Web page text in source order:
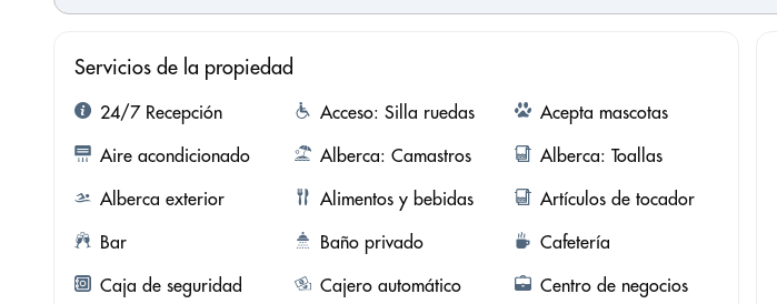
Servicios de la propiedad
24/7 Recepción Acceso: Silla ruedas
Acepta mascotas
Aire acondicionado
Alberca: Camastros
Alberca: Toallas
Alberca exterior
Alimentos y bebidas
Artículos de tocador
Bar
Baño privado
Cafetería
Caja de seguridad
Cajero automático Centro de negocios